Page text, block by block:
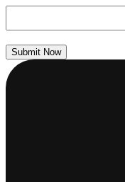
Submit Now